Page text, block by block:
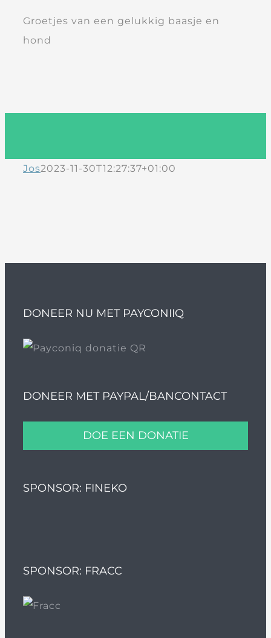
Groetjes van een gelukkig baasje en
hond
Jos2023-11-30T12:27:37+01:00
DONEER NU MET PAYCONIIQ
DONEER MET PAYPAL/BANCONTACT
DOE EEN DONATIE
SPONSOR: FINEKO
SPONSOR: FRACC